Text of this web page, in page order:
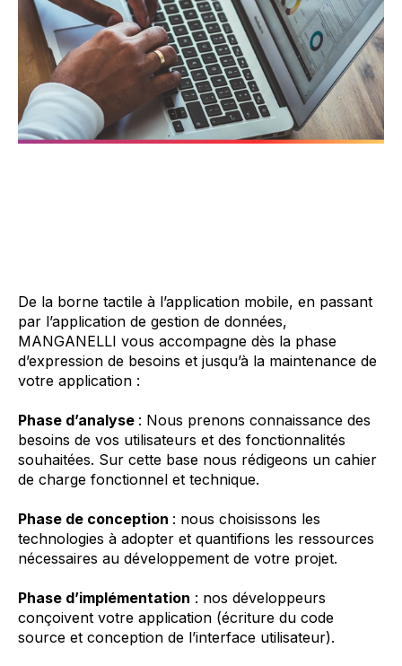
De la borne tactile à l’application mobile, en passant
par l’application de gestion de données,
MANGANELLI vous accompagne dès la phase
d’expression de besoins et jusqu’à la maintenance de
votre application :
Phase d’analyse : Nous prenons connaissance des
besoins de vos utilisateurs et des fonctionnalités
souhaitées. Sur cette base nous rédigeons un cahier
de charge fonctionnel et technique.
Phase de conception : nous choisissons les
technologies à adopter et quantifions les ressources
nécessaires au développement de votre projet.
Phase d’implémentation : nos développeurs
conçoivent votre application (écriture du code
source et conception de l’interface utilisateur).